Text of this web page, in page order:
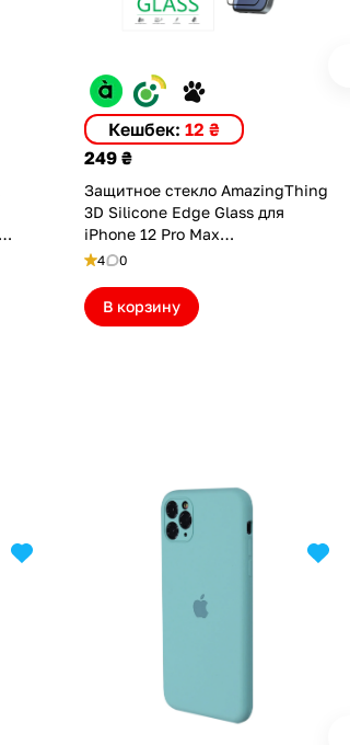
Кешбек: 12 ₴
249 ₴
Защитное стекло AmazingThing
3D Silicone Edge Glass для
iPhone 12 Pro Max
(AT275EBI12PM)
4 0
В корзину